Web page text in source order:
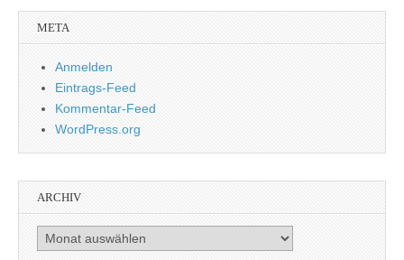
META
Anmelden
Eintrags-Feed
Kommentar-Feed
WordPress.org
ARCHIV
Archiv